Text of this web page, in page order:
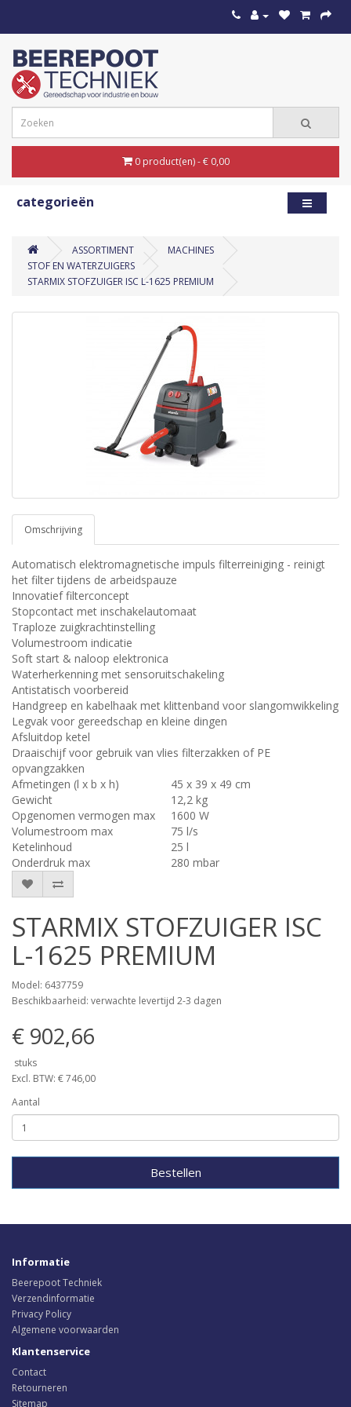
0 product(en) - € 0,00
categorieën
ASSORTIMENT
MACHINES
STOF EN WATERZUIGERS
STARMIX STOFZUIGER ISC L-1625 PREMIUM
Omschrijving
Automatisch elektromagnetische impuls filterreiniging - reinigt
het filter tijdens de arbeidspauze
Innovatief filterconcept
Stopcontact met inschakelautomaat
Traploze zuigkrachtinstelling
Volumestroom indicatie
Soft start & naloop elektronica
Waterherkenning met sensoruitschakeling
Antistatisch voorbereid
Handgreep en kabelhaak met klittenband voor slangomwikkeling
Legvak voor gereedschap en kleine dingen
Afsluitdop ketel
Draaischijf voor gebruik van vlies filterzakken of PE
opvangzakken
Afmetingen (l x b x h)
45 x 39 x 49 cm
Gewicht
12,2 kg
Opgenomen vermogen max
1600 W
Volumestroom max
75 l/s
Ketelinhoud
25 l
Onderdruk max
280 mbar
STARMIX STOFZUIGER ISC
L-1625 PREMIUM
Model: 6437759
Beschikbaarheid: verwachte levertijd 2-3 dagen
€ 902,66
stuks
Excl. BTW: € 746,00
Aantal
Bestellen
Informatie
Beerepoot Techniek
Verzendinformatie
Privacy Policy
Algemene voorwaarden
Klantenservice
Contact
Retourneren
Sitemap